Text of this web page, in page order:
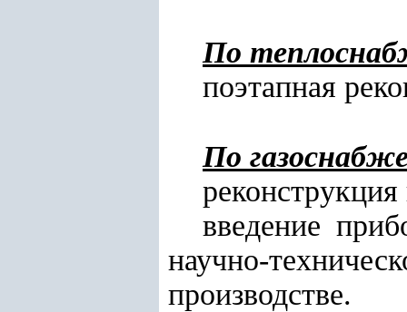
По
поэтапная
По
введение
научно-
производстве.